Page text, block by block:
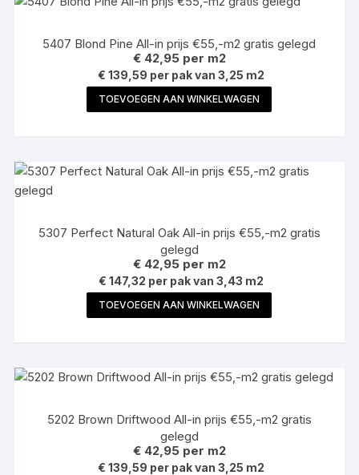
5407 Blond Pine All-in prijs €55,-m2 gratis gelegd
€42,95per m2
€ 139,59 per pak van 3,25 m2
TOEVOEGEN AAN WINKELWAGEN
5307 Perfect Natural Oak All-in prijs €55,-m2 gratis
gelegd
€42,95per m2
€ 147,32 per pak van 3,43 m2
TOEVOEGEN AAN WINKELWAGEN
5202 Brown Driftwood All-in prijs €55,-m2 gratis
gelegd
€42,95per m2
€ 139,59 per pak van 3,25 m2